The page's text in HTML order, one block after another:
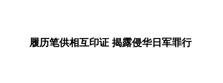
履历笔供相互印证 揭露侵华日军罪行